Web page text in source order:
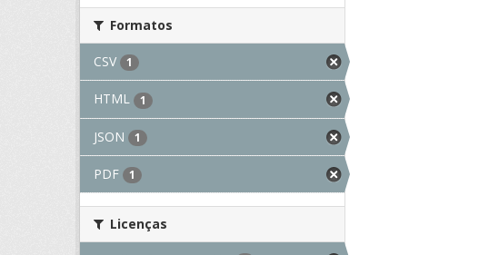
Formatos
CSV 1
HTML 1
JSON 1
PDF 1
Licenças